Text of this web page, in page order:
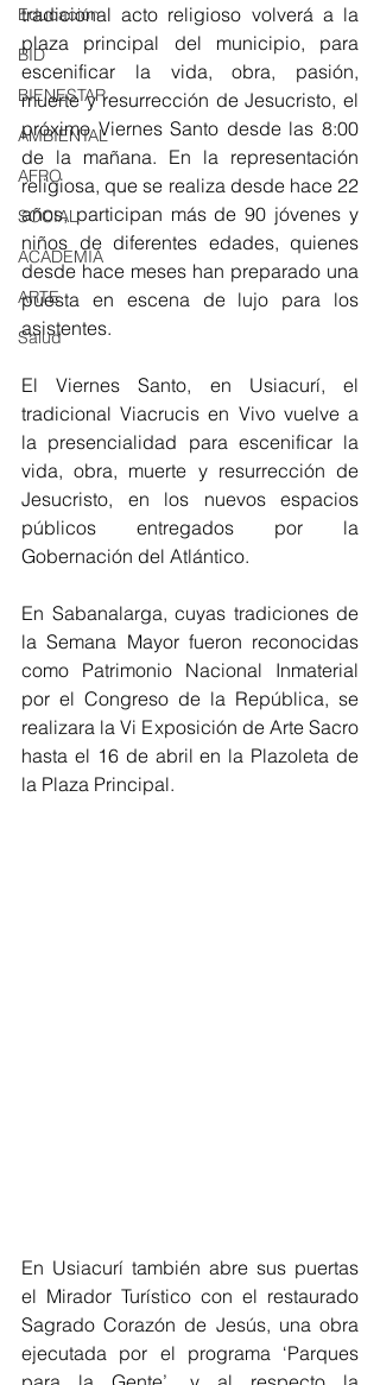
Educación
BID
BIENESTAR
AMBIENTAL
AFRO
SOCIAL
ACADEMIA
ARTE
Salud
tradicional acto religioso volverá a la
plaza principal del municipio, para
escenificar la vida, obra, pasión,
muerte y resurrección de Jesucristo, el
próximo Viernes Santo desde las 8:00
de la mañana. En la representación
religiosa, que se realiza desde hace 22
años, participan más de 90 jóvenes y
niños de diferentes edades, quienes
desde hace meses han preparado una
puesta en escena de lujo para los
asistentes.
El Viernes Santo, en Usiacurí, el
tradicional Viacrucis en Vivo vuelve a
la presencialidad para escenificar la
vida, obra, muerte y resurrección de
Jesucristo, en los nuevos espacios
públicos entregados por la
Gobernación del Atlántico.
En Sabanalarga, cuyas tradiciones de
la Semana Mayor fueron reconocidas
como Patrimonio Nacional Inmaterial
por el Congreso de la República, se
realizara la Vi Exposición de Arte Sacro
hasta el 16 de abril en la Plazoleta de
la Plaza Principal.
En Usiacurí también abre sus puertas
el Mirador Turístico con el restaurado
Sagrado Corazón de Jesús, una obra
ejecutada por el programa ‘Parques